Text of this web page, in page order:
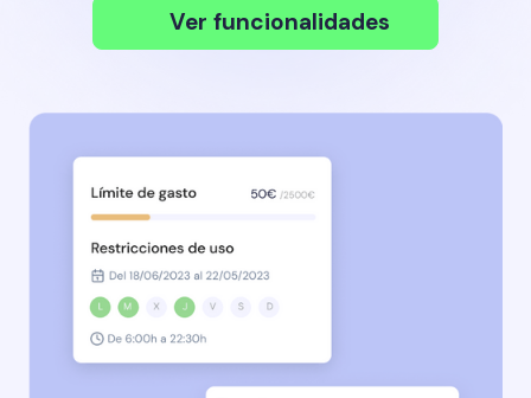
Ver funcionalidades